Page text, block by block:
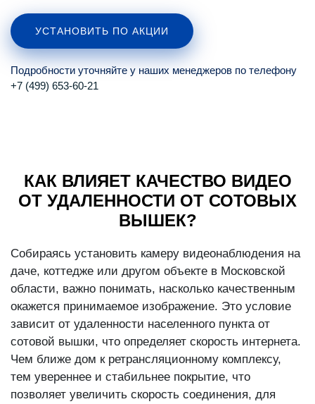
УСТАНОВИТЬ ПО АКЦИИ
Подробности уточняйте у наших менеджеров по телефону
+7 (499) 653-60-21
КАК ВЛИЯЕТ КАЧЕСТВО ВИДЕО
ОТ УДАЛЕННОСТИ ОТ СОТОВЫХ
ВЫШЕК?
Собираясь установить камеру видеонаблюдения на
даче, коттедже или другом объекте в Московской
области, важно понимать, насколько качественным
окажется принимаемое изображение. Это условие
зависит от удаленности населенного пункта от
сотовой вышки, что определяет скорость интернета.
Чем ближе дом к ретрансляционному комплексу,
тем увереннее и стабильнее покрытие, что
позволяет увеличить скорость соединения, для